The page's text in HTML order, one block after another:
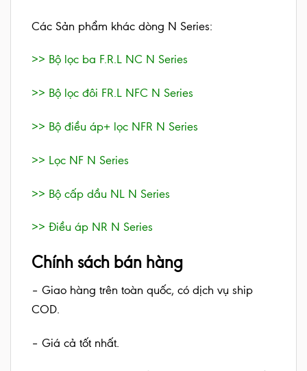
Các Sản phẩm khác dòng N Series:
>> Bộ lọc ba F.R.L NC N Series
>> Bộ lọc đôi FR.L NFC N Series
>> Bộ điều áp+ lọc NFR N Series
>> Lọc NF N Series
>> Bộ cấp dầu NL N Series
>> Điều áp NR N Series
Chính sách bán hàng
– Giao hàng trên toàn quốc, có dịch vụ ship
COD.
– Giá cả tốt nhất.